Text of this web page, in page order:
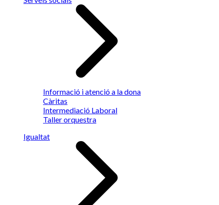
Informació i atenció a la dona
Càritas
Intermediació Laboral
Taller orquestra
Igualtat